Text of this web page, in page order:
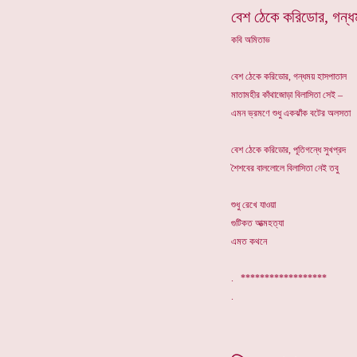
বেশ ঠেকে করিডোর,
কবি অমিতাভ
বেশ ঠেকে করিডোর, গন্ধময় হাসপাতাল
মাতামহীর কাঁথাজোড়া বিলাসিতা সেই –
এমন ভ্রমণে শুধু একঝাঁক বটের অলসতা
বেশ ঠেকে করিডোর, পূতিগন্ধে সুখপ্রদ
শৈশবের বাললোলে বিলাসিতা নেই তবু
শুধু রেখে যাওয়া
গুটিকত আত্মহত্যা
এমত কথনে
. ******************